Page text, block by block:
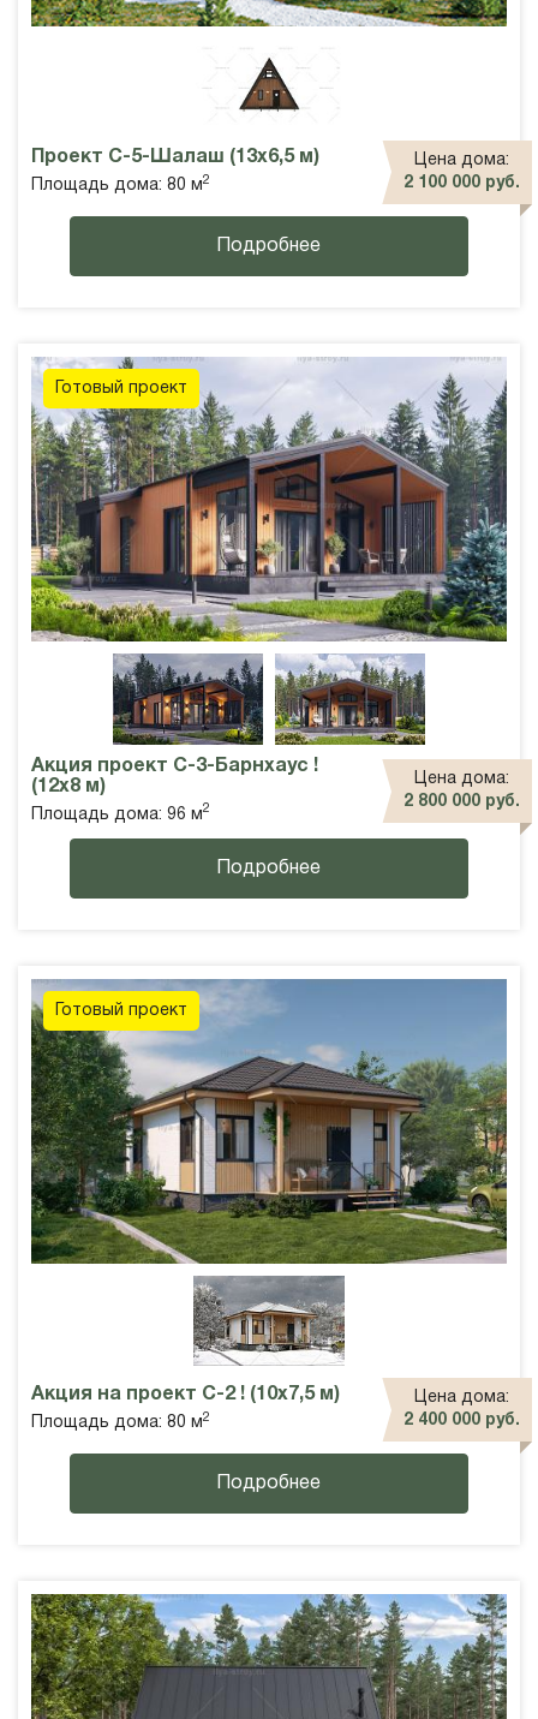
Проект С-5-Шалаш (13х6,5 м)
Площадь дома: 80 м2
Цена дома:
2 100 000 руб.
Подробнее
Готовый проект
Акция проект С-3-Барнхаус !
(12х8 м)
Площадь дома: 96 м2
Цена дома:
2 800 000 руб.
Подробнее
Готовый проект
Акция на проект С-2 ! (10х7,5 м)
Площадь дома: 80 м 2
Цена дома:
2 400 000 руб.
Подробнее